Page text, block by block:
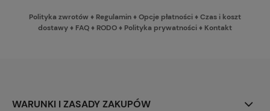
Polityka zwrotów ♦ Regulamin♦Opcje płatności♦Czas i koszt
dostawy♦ FAQ♦ RODO♦ Polityka prywatności♦ Kontakt
WARUNKI I ZASADY ZAKUPÓW